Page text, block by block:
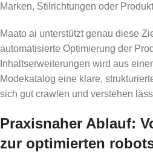
Marken, Stilrichtungen oder
Maato ai unterstützt genau diese
automatisierte Optimierung der
Inhaltserweiterungen wird aus
Modekatalog eine klare,
sich gut crawlen und verstehen
Praxisnaher Ablauf:
zur optimierten